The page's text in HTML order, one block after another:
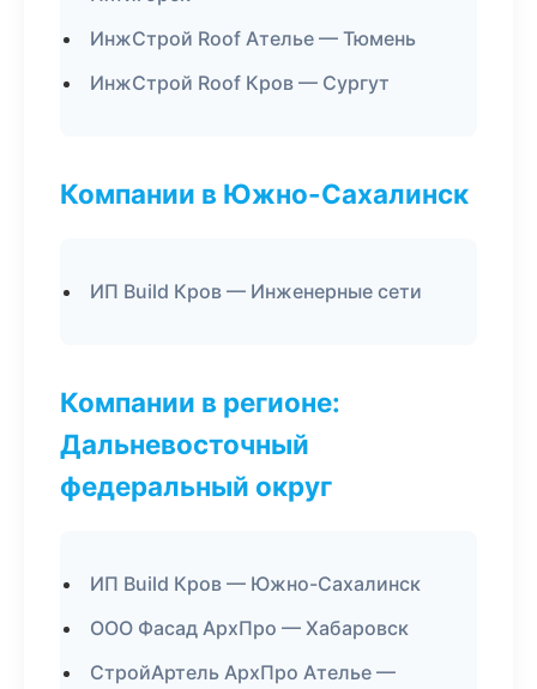
ИнжСтрой Roof Ателье — Тюмень
ИнжСтрой Roof Кров — Сургут
Компании в Южно-Сахалинск
ИП Build Кров — Инженерные сети
Компании в регионе:
Дальневосточный
федеральный округ
ИП Build Кров — Южно-Сахалинск
ООО Фасад АрхПро — Хабаровск
СтройАртель АрхПро Ателье —